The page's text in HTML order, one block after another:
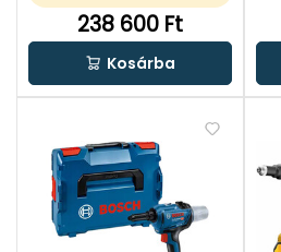
238 600 Ft
Kosárba